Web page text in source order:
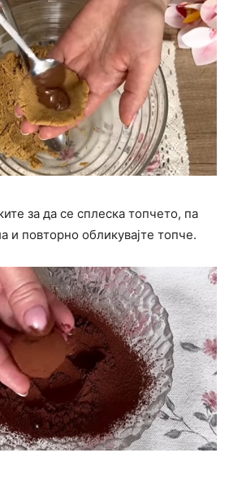
за да се сплеска топчето, па
и повторно обликувајте топче.